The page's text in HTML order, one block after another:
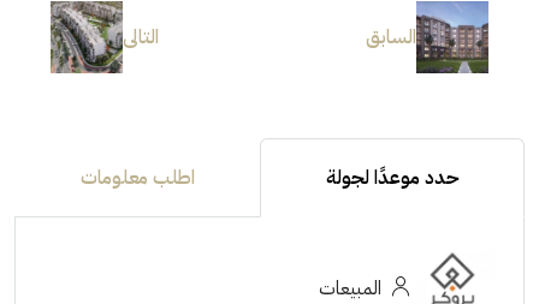
السابق التالى
حدد موعدًا لجولة اطلب معلومات
المبيعات